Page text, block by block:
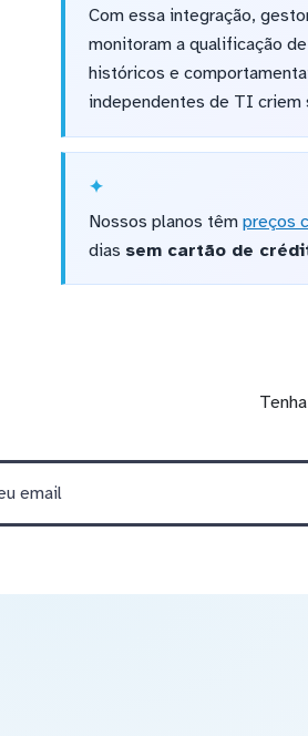
Com essa integração,
monitoram a qualificação
históricos e
independentes de TI criem
Nossos planos têm preços
dias sem cartão de